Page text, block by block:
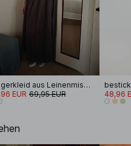
Trägerkleid aus Leinenmischung mit Krinkel-Effekt
EUR 69,95 EUR 48,96